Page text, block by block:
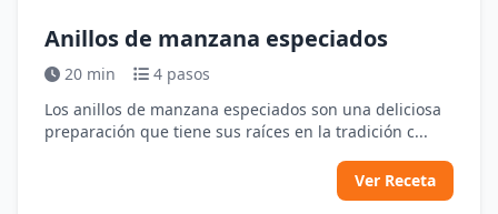
Anillos de manzana especiados
20 min
4 pasos
Los anillos de manzana especiados son una deliciosa
preparación que tiene sus raíces en la tradición c...
Ver Receta